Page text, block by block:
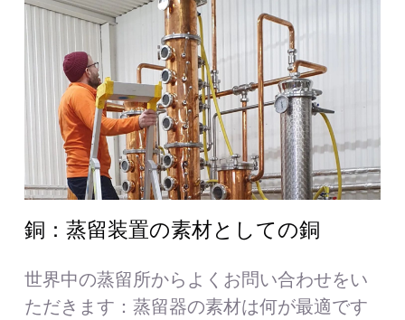
銅：蒸留装置の素材としての銅
世界中の蒸留所からよくお問い合わせをい
ただきます：蒸留器の素材は何が最適です